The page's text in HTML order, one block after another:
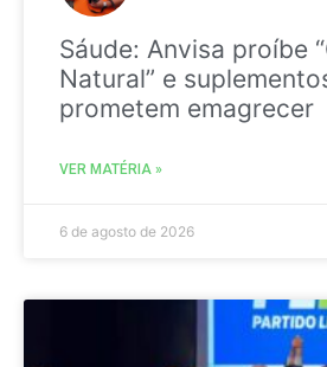
Sáude: Anvisa proíbe
Natural” e
prometem emagrecer
VER MATÉRIA »
6 de agosto de 2026